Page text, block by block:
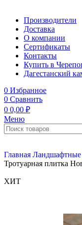
Производители
Доставка
О компании
Сертификаты
Контакты
Купить в
Дагестанский
0 Избранное
0 Сравнить
0 0,00 ₽
Меню
Главная Ландшафтные
Тротуарная плитка
ХИТ